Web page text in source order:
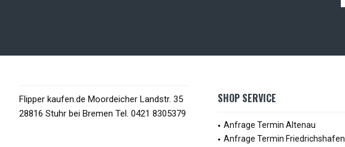
Flipper kaufen.de Moordeicher Landstr. 35
28816 Stuhr bei Bremen Tel. 0421 8305379
SHOP SERVICE
Anfrage Termin Altenau
Anfrage Termin Friedrichshafen